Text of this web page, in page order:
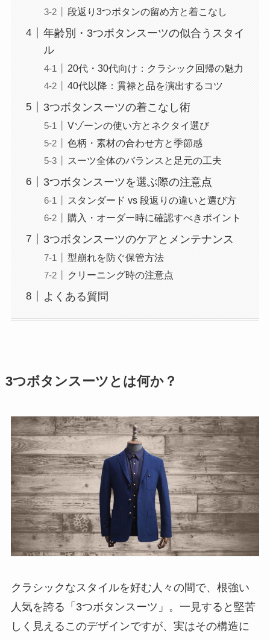
段返り3つボタンの留め方と着こなし
年齢別・3つボタンスーツの似合うスタイ
ル
20代・30代向け：クラシック回帰の魅力
40代以降：貫禄と品を演出するコツ
3つボタンスーツの着こなし術
Vゾーンの使い方とネクタイ選び
色柄・素材の合わせ方と季節感
スーツ全体のバランスと足元の工夫
3つボタンスーツを選ぶ際の注意点
スタンダード vs 段返りの違いと選び方
購入・オーダー時に確認すべきポイント
3つボタンスーツのケアとメンテナンス
型崩れを防ぐ保管方法
クリーニング時の注意点
よくある質問
3つボタンスーツとは何か？
クラシックなスタイルを好む人々の間で、根強い
人気を誇る「3つボタンスーツ」。一見すると堅苦
しく見えるこのデザインですが、実はその構造に